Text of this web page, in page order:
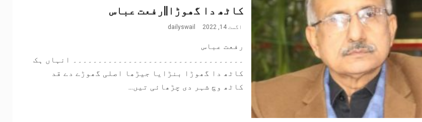
کاٹھ دا گھوڑا||رفعت عباس
اگست 14, 2022 dailyswail
رفعت عباس
۔۔۔۔۔۔۔۔۔۔۔۔۔۔۔۔۔۔۔۔۔۔۔۔۔۔۔۔۔۔۔۔۔۔ انہاں ہک
کاٹھ دا گھوڑا بنڑایا جیڑھا اصلی گھوڑے دے قد
کاٹھ وچ شہر دی چڑھائی تیں...